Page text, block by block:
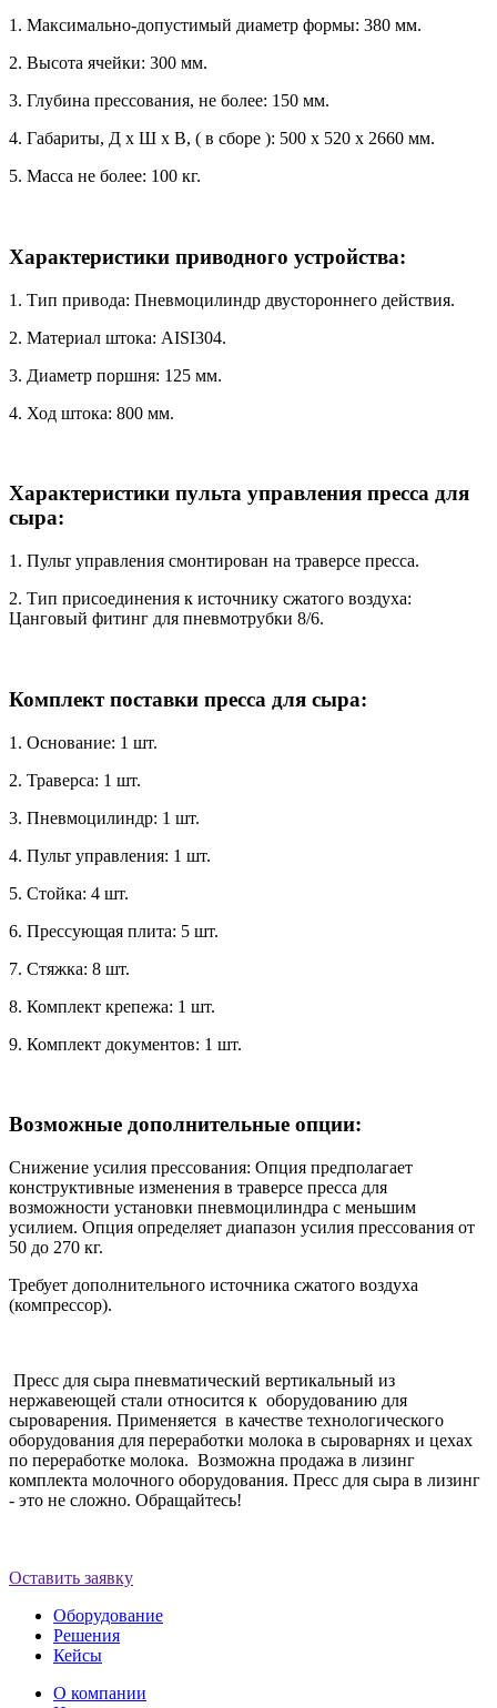
1. Максимально-допустимый диаметр формы: 380 мм.
2. Высота ячейки: 300 мм.
3. Глубина прессования, не более: 150 мм.
4. Габариты, Д х Ш х В, ( в сборе ): 500 х 520 х 2660 мм.
5. Масса не более: 100 кг.
Характеристики приводного устройства:
1. Тип привода: Пневмоцилиндр двустороннего действия.
2. Материал штока: AISI304.
3. Диаметр поршня: 125 мм.
4. Ход штока: 800 мм.
Характеристики пульта управления пресса для
сыра:
1. Пульт управления смонтирован на траверсе пресса.
2. Тип присоединения к источнику сжатого воздуха:
Цанговый фитинг для пневмотрубки 8/6.
Комплект поставки пресса для сыра:
1. Основание: 1 шт.
2. Траверса: 1 шт.
3. Пневмоцилиндр: 1 шт.
4. Пульт управления: 1 шт.
5. Стойка: 4 шт.
6. Прессующая плита: 5 шт.
7. Стяжка: 8 шт.
8. Комплект крепежа: 1 шт.
9. Комплект документов: 1 шт.
Возможные дополнительные опции:
Снижение усилия прессования: Опция предполагает
конструктивные изменения в траверсе пресса для
возможности установки пневмоцилиндра с меньшим
усилием. Опция определяет диапазон усилия прессования от
50 до 270 кг.
Требует дополнительного источника сжатого воздуха
(компрессор).
Пресс для сыра пневматический вертикальный из
нержавеющей стали относится к оборудованию для
сыроварения. Применяется в качестве технологического
оборудования для переработки молока в сыроварнях и цехах
по переработке молока. Возможна продажа в лизинг
комплекта молочного оборудования. Пресс для сыра в лизинг
- это не сложно. Обращайтесь!
Оставить заявку
Оборудование
Решения
Кейсы
О компании